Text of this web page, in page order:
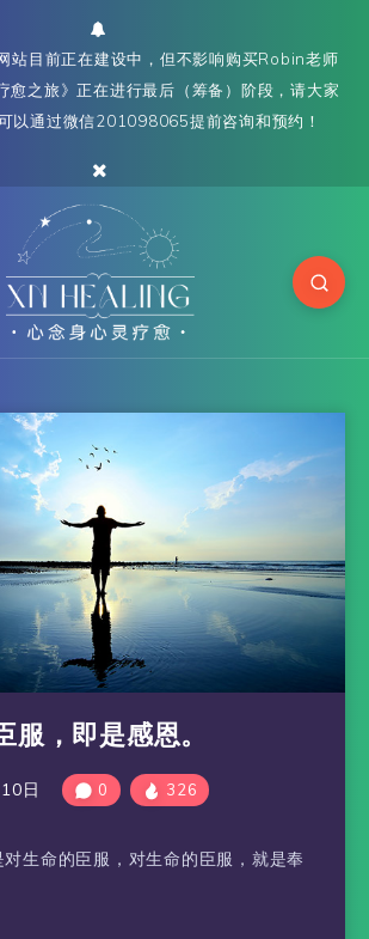
站目前正在建设中，但不影响购买Robin老师
愈之旅》正在进行最后（筹备）阶段，请大家
以通过微信201098065提前咨询和预约！
服，即是感恩。
日 0 326
生命的臣服，对生命的臣服，就是奉